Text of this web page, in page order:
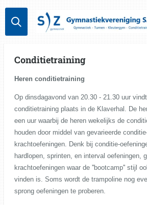
Ga
direct
naar
de
hoofdinhoud
Conditietraining
Heren conditietraining
Op dinsdagavond van 20.30 - 21.30 uur
conditietraining plaats in de Klaverhal. De
een uur waarbij de heren wekelijks de
houden door middel van gevarieerde
krachtoefeningen. Denk bij conditie-
hardlopen, sprinten, en interval oefeningen,
krachtoefeningen waar de ''bootcamp'' stijl
vinden is. Soms wordt de trampoline nog
sprong oefeningen te proberen.